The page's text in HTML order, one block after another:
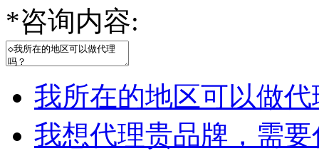
*咨询内容:
我所在的地区可以做
我想代理贵品牌，需